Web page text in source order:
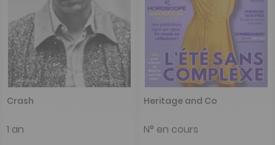
Crash
1 an
Heritage and Co
N° en cours